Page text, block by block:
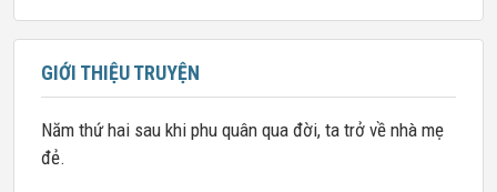
GIỚI THIỆU TRUYỆN
Năm thứ hai sau khi phu quân qua đời, ta trở về nhà mẹ
đẻ.